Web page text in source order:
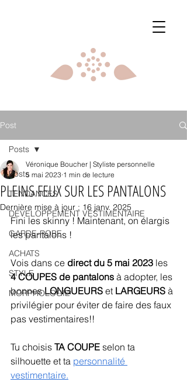
Post
Posts
TENDANCES
DÉVELOPPEMENT VESTIMENTAIRE
GARDE-ROBE
ACHATS
STYLE
MORPHOLOGIE
Posts
PLEINS FEUX SUR LES PANTALONS
Véronique Boucher | Styliste personnelle
5 mai 2023 1 min de lecture
Dernière mise à jour : 16 janv. 2025
Fini les skinny ! Maintenant, on élargis
les pantalons !
Vois dans ce direct du 5 mai 2023 les
4 COUPES de pantalons à adopter, les
bonnes LONGUEURS et LARGEURS à
privilégier pour éviter de faire des faux
pas vestimentaires!!
Tu choisis TA COUPE selon ta
silhouette et ta personnalité
vestimentaire.